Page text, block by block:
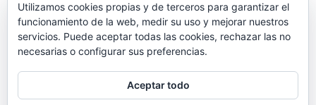
Acceder
Feed de entradas
Feed de comentarios
WordPress.org
Utilizamos cookies propias y de terceros para garantizar el
funcionamiento de la web, medir su uso y mejorar nuestros
servicios. Puede aceptar todas las cookies, rechazar las no
necesarias o configurar sus preferencias.
Aceptar todo